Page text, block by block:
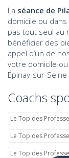
La séance de
domicile ou
pas tout seul au
bénéficier des
appel d’un de
votre domicile
Épinay-sur-
Coachs
Le Top des
Le Top des
Le Top des